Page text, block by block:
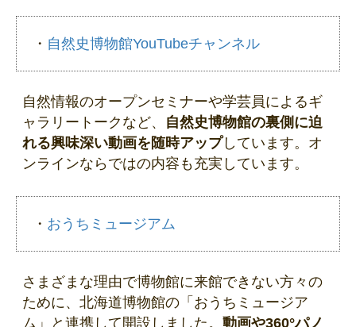
・ 自然史博物館YouTubeチャンネル
自然情報のオープンセミナーや学芸員によるギ
ャラリートークなど、 自然史博物館の裏側に迫
れる興味深い動画を随時アップしています。オ
ンラインならではの内容も充実しています。
・ おうちミュージアム
さまざまな理由で博物館に来館できない方々の
ために、北海道博物館の「おうちミュージア
ム」と連携して開設しました。 動画や360°パノ